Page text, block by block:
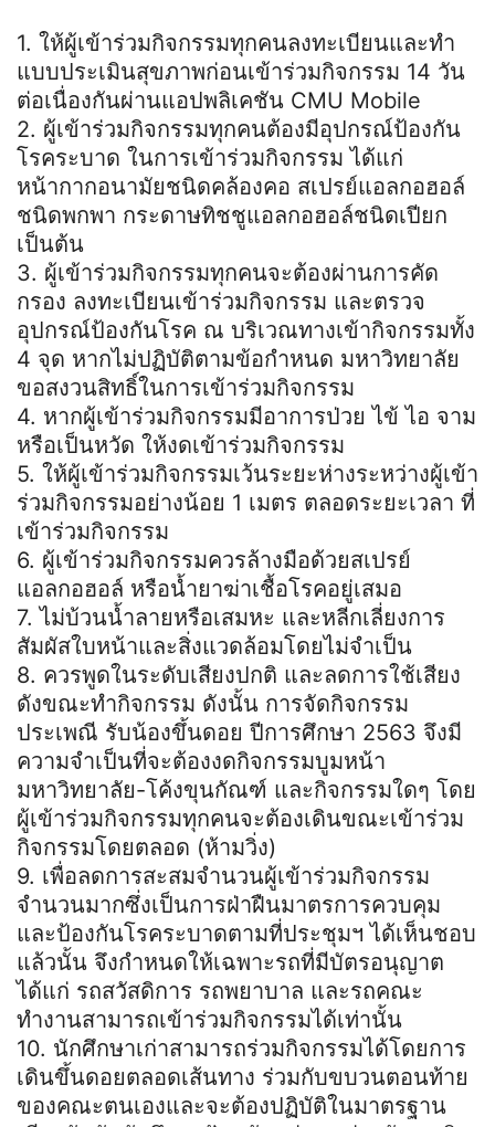
1. ให้ผู้เข้าร่วมกิจกรรมทุกคนลงทะเบียนและทำ
แบบประเมินสุขภาพก่อนเข้าร่วมกิจกรรม 14 วัน
ต่อเนื่องกันผ่านแอปพลิเคชัน CMU Mobile
2. ผู้เข้าร่วมกิจกรรมทุกคนต้องมีอุปกรณ์ป้องกัน
โรคระบาด ในการเข้าร่วมกิจกรรม ได้แก่
หน้ากากอนามัยชนิดคล้องคอ สเปรย์แอลกอฮอล์
ชนิดพกพา กระดาษทิชชูแอลกอฮอล์ชนิดเปียก
เป็นต้น
3. ผู้เข้าร่วมกิจกรรมทุกคนจะต้องผ่านการคัด
กรอง ลงทะเบียนเข้าร่วมกิจกรรม และตรวจ
อุปกรณ์ป้องกันโรค ณ บริเวณทางเข้ากิจกรรมทั้ง
4 จุด หากไม่ปฏิบัติตามข้อกำหนด มหาวิทยาลัย
ขอสงวนสิทธิ์ในการเข้าร่วมกิจกรรม
4. หากผู้เข้าร่วมกิจกรรมมีอาการป่วย ไข้ ไอ จาม
หรือเป็นหวัด ให้งดเข้าร่วมกิจกรรม
5. ให้ผู้เข้าร่วมกิจกรรมเว้นระยะห่างระหว่างผู้เข้า
ร่วมกิจกรรมอย่างน้อย 1 เมตร ตลอดระยะเวลา ที่
เข้าร่วมกิจกรรม
6. ผู้เข้าร่วมกิจกรรมควรล้างมือด้วยสเปรย์
แอลกอฮอล์ หรือน้ำยาฆ่าเชื้อโรคอยู่เสมอ
7. ไม่บ้วนน้ำลายหรือเสมหะ และหลีกเลี่ยงการ
สัมผัสใบหน้าและสิ่งแวดล้อมโดยไม่จำเป็น
8. ควรพูดในระดับเสียงปกติ และลดการใช้เสียง
ดังขณะทำกิจกรรม ดังนั้น การจัดกิจกรรม
ประเพณี รับน้องขึ้นดอย ปีการศึกษา 2563 จึงมี
ความจำเป็นที่จะต้องงดกิจกรรมบูมหน้า
มหาวิทยาลัย-โค้งขุนกัณฑ์ และกิจกรรมใดๆ โดย
ผู้เข้าร่วมกิจกรรมทุกคนจะต้องเดินขณะเข้าร่วม
กิจกรรมโดยตลอด (ห้ามวิ่ง)
9. เพื่อลดการสะสมจำนวนผู้เข้าร่วมกิจกรรม
จำนวนมากซึ่งเป็นการฝ่าฝืนมาตรการควบคุม
และป้องกันโรคระบาดตามที่ประชุมฯ ได้เห็นชอบ
แล้วนั้น จึงกำหนดให้เฉพาะรถที่มีบัตรอนุญาต
ได้แก่ รถสวัสดิการ รถพยาบาล และรถคณะ
ทำงานสามารถเข้าร่วมกิจกรรมได้เท่านั้น
10. นักศึกษาเก่าสามารถร่วมกิจกรรมได้โดยการ
เดินขึ้นดอยตลอดเส้นทาง ร่วมกับขบวนตอนท้าย
ของคณะตนเองและจะต้องปฏิบัติในมาตรฐาน